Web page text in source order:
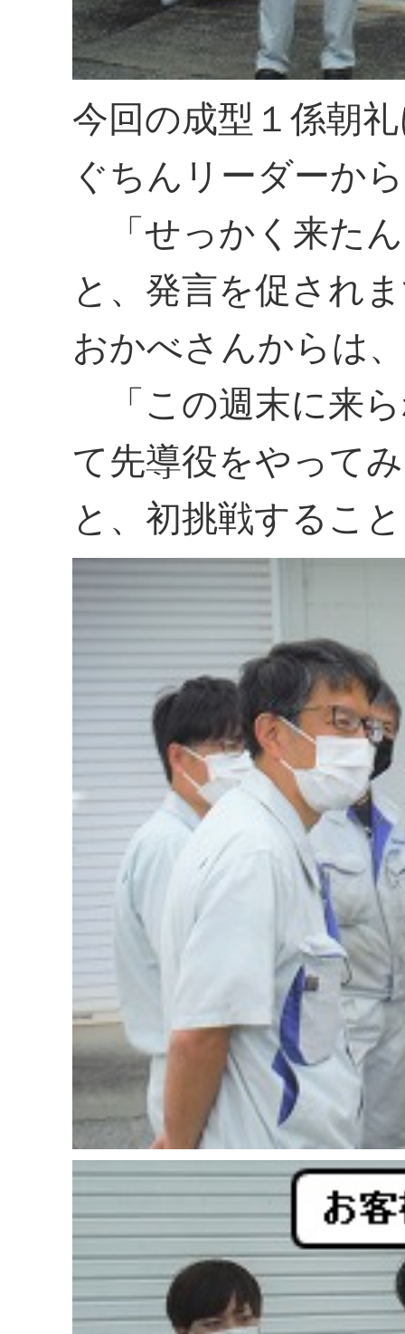
今回の成型１係朝
ぐちんリーダーか
「せっかく来た
と、発言を促され
おかべさんからは、
「この週末に来
て先導役をやって
と、初挑戦するこ